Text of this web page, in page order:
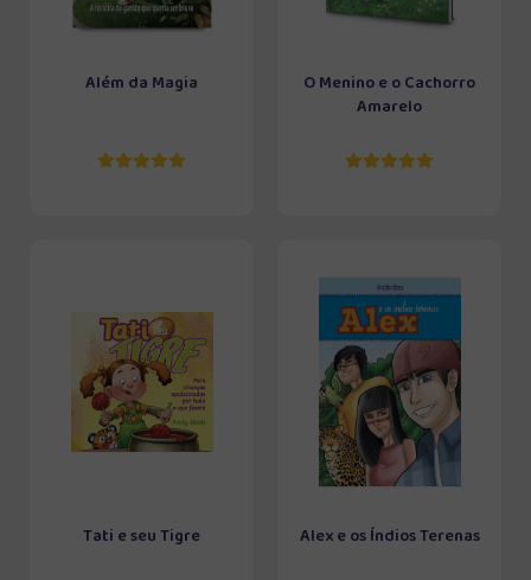
Além da Magia
O Menino e o Cachorro
Amarelo
Tati e seu Tigre Alex e os Índios Terenas